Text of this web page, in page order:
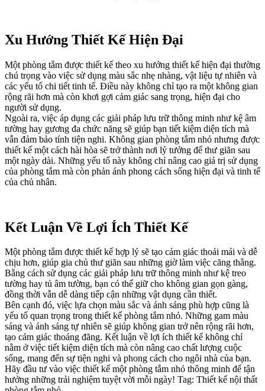
Xu Hướng Thiết Kế Hiện Đại
Một phòng tắm được thiết kế theo xu hướng thiết kế hiện đại thường
chú trọng vào việc sử dụng màu sắc nhẹ nhàng, vật liệu tự nhiên và
các yếu tố chi tiết tinh tế. Điều này không chỉ tạo ra một không gian
rộng rãi hơn mà còn khơi gợi cảm giác sang trọng, hiện đại cho
người sử dụng.
Ngoài ra, việc áp dụng các giải pháp lưu trữ thông minh như kệ âm
tường hay gương đa chức năng sẽ giúp bạn tiết kiệm diện tích mà
vẫn đảm bảo tính tiện nghi. Không gian phòng tắm nhỏ nhưng được
thiết kế một cách hài hòa sẽ trở thành nơi lý tưởng để thư giãn sau
một ngày dài. Những yếu tố này không chỉ nâng cao giá trị sử dụng
của phòng tắm mà còn phản ánh phong cách sống hiện đại và tinh tế
của chủ nhân.
Kết Luận Về Lợi Ích Thiết Kế
Một phòng tắm được thiết kế hợp lý sẽ tạo cảm giác thoải mái và dễ
chịu hơn, giúp gia chủ thư giãn sau những giờ làm việc căng thẳng.
Bằng cách sử dụng các giải pháp lưu trữ thông minh như kệ treo
tường hay tủ âm tường, bạn có thể giữ cho không gian gọn gàng,
đồng thời vẫn dễ dàng tiếp cận những vật dụng cần thiết.
Bên cạnh đó, việc lựa chọn màu sắc và ánh sáng phù hợp cũng là
yếu tố quan trọng trong thiết kế phòng tắm nhỏ. Những gam màu
sáng và ánh sáng tự nhiên sẽ giúp không gian trở nên rộng rãi hơn,
tạo cảm giác thoáng đãng. Kết luận về lợi ích thiết kế không chỉ
nằm ở việc tiết kiệm diện tích mà còn nâng cao chất lượng cuộc
sống, mang đến sự tiện nghi và phong cách cho ngôi nhà của bạn.
Hãy đầu tư vào việc thiết kế một phòng tắm nhỏ thông minh để tận
hưởng những trải nghiệm tuyệt vời mỗi ngày! Tag: Thiết kế nội thất